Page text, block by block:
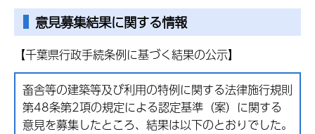
意見募集結果に関する情報
【千葉県行政手続条例に基づく結果の公示】
畜舎等の建築等及び利用の特例に関する法律施行規則
第48条第2項の規定による認定基準（案）に関する
意見を募集したところ、結果は以下のとおりでした。